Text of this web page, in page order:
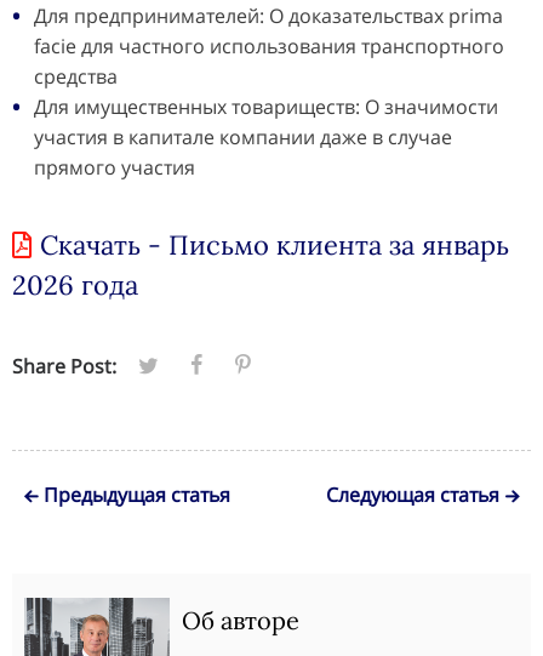
Для предпринимателей: О доказательствах prima
facie для частного использования транспортного
средства
Для имущественных товариществ: О значимости
участия в капитале компании даже в случае
прямого участия
Скачать - Письмо клиента за январь
2026 года
Share Post:
Предыдущая статья Следующая статья
Об авторе